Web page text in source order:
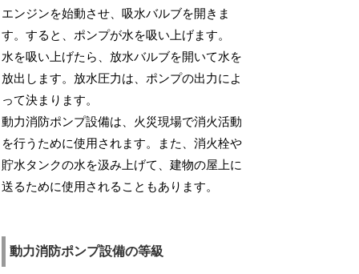
エンジンを始動させ、吸水バルブを開きま
す。すると、ポンプが水を吸い上げます。
水を吸い上げたら、放水バルブを開いて水を
放出します。放水圧力は、ポンプの出力によ
って決まります。
動力消防ポンプ設備は、火災現場で消火活動
を行うために使用されます。また、消火栓や
貯水タンクの水を汲み上げて、建物の屋上に
送るために使用されることもあります。
動力消防ポンプ設備の等級